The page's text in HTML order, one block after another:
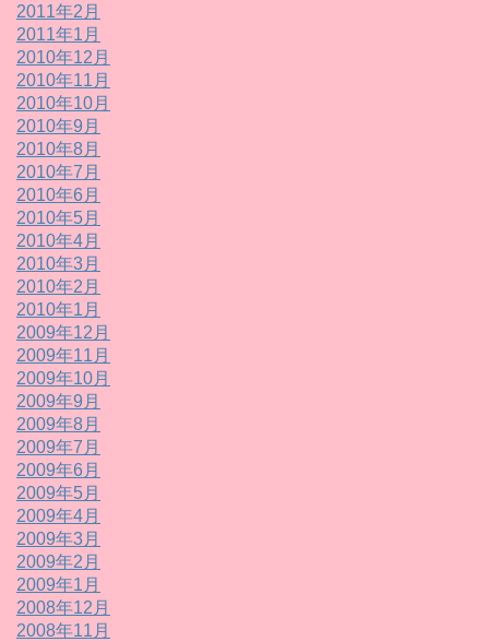
2011年2月
2011年1月
2010年12月
2010年11月
2010年10月
2010年9月
2010年8月
2010年7月
2010年6月
2010年5月
2010年4月
2010年3月
2010年2月
2010年1月
2009年12月
2009年11月
2009年10月
2009年9月
2009年8月
2009年7月
2009年6月
2009年5月
2009年4月
2009年3月
2009年2月
2009年1月
2008年12月
2008年11月